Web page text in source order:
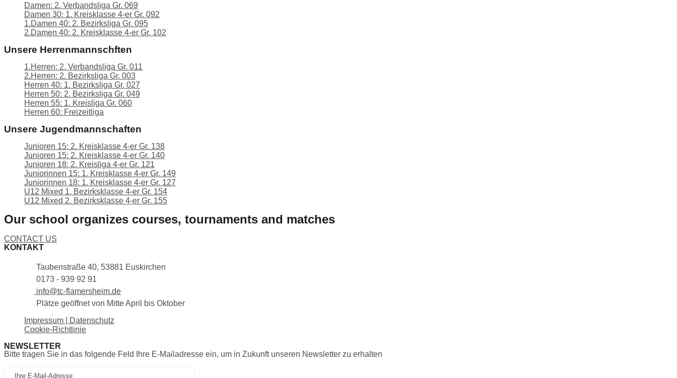
Damen: 2. Verbandsliga Gr. 069
Damen 30: 1. Kreisklasse 4-er Gr. 092
1.Damen 40: 2. Bezirksliga Gr. 095
2.Damen 40: 2. Kreisklasse 4-er Gr. 102
Unsere Herrenmannschften
1.Herren: 2. Verbandsliga Gr. 011
2.Herren: 2. Bezirksliga Gr. 003
Herren 40: 1. Bezirksliga Gr. 027
Herren 50: 2. Bezirksliga Gr. 049
Herren 55: 1. Kreisliga Gr. 060
Herren 60: Freizeitliga
Unsere Jugendmannschaften
Junioren 15: 2. Kreisklasse 4-er Gr. 138
Junioren 15: 2. Kreisklasse 4-er Gr. 140
Junioren 18: 2. Kreisliga 4-er Gr. 121
Juniorinnen 15: 1. Kreisklasse 4-er Gr. 149
Juniorinnen 18: 1. Kreisklasse 4-er Gr. 127
U12 Mixed 1. Bezirksklasse 4-er Gr. 154
U12 Mixed 2. Bezirksklasse 4-er Gr. 155
Our school organizes courses, tournaments and matches
CONTACT US
KONTAKT
Taubenstraße 40, 53881 Euskirchen
0173 - 939 92 91
info@tc-flamersheim.de
Plätze geöffnet von Mitte April bis Oktober
Impressum | Datenschutz
Cookie-Richtlinie
NEWSLETTER
Bitte tragen Sie in das folgende Feld Ihre E-Mailadresse ein, um in Zukunft unseren Newsletter zu erhalten